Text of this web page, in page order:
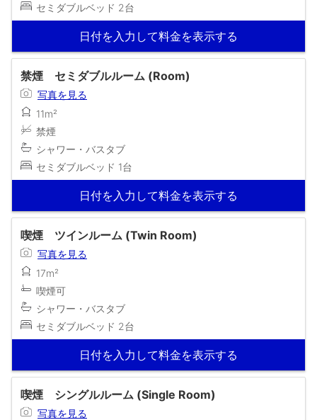
セミダブルベッド 2台
日付を入力して料金を表示する
禁煙 セミダブルルーム (Room)
写真を見る
11m²
禁煙
シャワー・バスタブ
セミダブルベッド 1台
日付を入力して料金を表示する
喫煙 ツインルーム (Twin Room)
写真を見る
17m²
喫煙可
シャワー・バスタブ
セミダブルベッド 2台
日付を入力して料金を表示する
喫煙 シングルルーム (Single Room)
写真を見る